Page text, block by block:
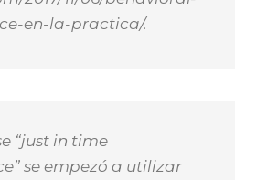
en-la-practica/.
“just in time
se empezó a utilizar